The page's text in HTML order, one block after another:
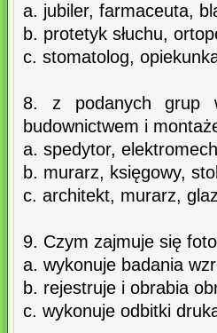
a. jubiler, farmaceuta,
b. protetyk słuchu,
c. stomatolog,
8. z podanych grup
budownictwem i
a. spedytor,
b. murarz, księgowy,
c. architekt, murarz,
9. Czym zajmuje się
a. wykonuje badania
b. rejestruje i obrabia
c. wykonuje odbitki